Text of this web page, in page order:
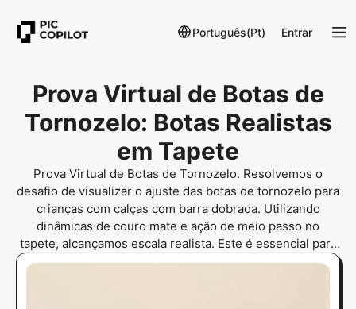
Português(Pt) Entrar
Prova Virtual de Botas de
Tornozelo: Botas Realistas
em Tapete
Prova Virtual de Botas de Tornozelo. Resolvemos o
desafio de visualizar o ajuste das botas de tornozelo para
crianças com calças com barra dobrada. Utilizando
dinâmicas de couro mate e ação de meio passo no
tapete, alcançamos escala realista. Este é essencial para
Estilos de botas para crianças pequenas, Botas pretas